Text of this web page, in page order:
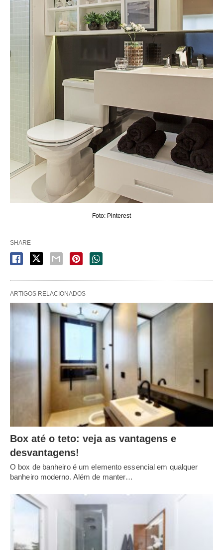
Foto: Pinterest
SHARE
ARTIGOS RELACIONADOS
Box até o teto: veja as vantagens e
desvantagens!
O box de banheiro é um elemento essencial em qualquer
banheiro moderno. Além de manter…